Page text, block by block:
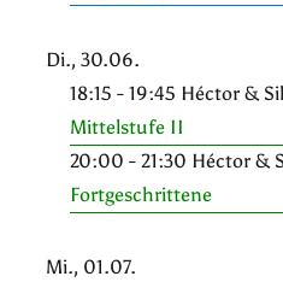
Di., 30.06.
18:15 - 19:45 Héctor &
Mittelstufe II
20:00 - 21:30 Héctor &
Fortgeschrittene
Mi., 01.07.